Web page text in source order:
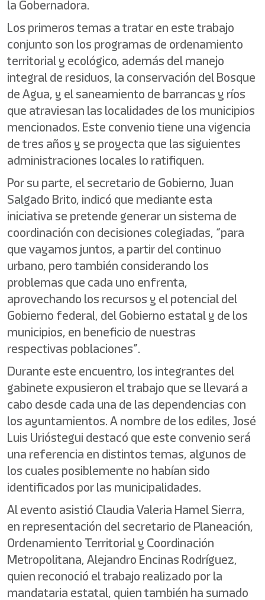
la Gobernadora.
Los primeros temas a tratar en este trabajo
conjunto son los programas de ordenamiento
territorial y ecológico, además del manejo
integral de residuos, la conservación del Bosque
de Agua, y el saneamiento de barrancas y ríos
que atraviesan las localidades de los municipios
mencionados. Este convenio tiene una vigencia
de tres años y se proyecta que las siguientes
administraciones locales lo ratifiquen.
Por su parte, el secretario de Gobierno, Juan
Salgado Brito, indicó que mediante esta
iniciativa se pretende generar un sistema de
coordinación con decisiones colegiadas, “para
que vayamos juntos, a partir del continuo
urbano, pero también considerando los
problemas que cada uno enfrenta,
aprovechando los recursos y el potencial del
Gobierno federal, del Gobierno estatal y de los
municipios, en beneficio de nuestras
respectivas poblaciones”.
Durante este encuentro, los integrantes del
gabinete expusieron el trabajo que se llevará a
cabo desde cada una de las dependencias con
los ayuntamientos. A nombre de los ediles, José
Luis Urióstegui destacó que este convenio será
una referencia en distintos temas, algunos de
los cuales posiblemente no habían sido
identificados por las municipalidades.
Al evento asistió Claudia Valeria Hamel Sierra,
en representación del secretario de Planeación,
Ordenamiento Territorial y Coordinación
Metropolitana, Alejandro Encinas Rodríguez,
quien reconoció el trabajo realizado por la
mandataria estatal, quien también ha sumado